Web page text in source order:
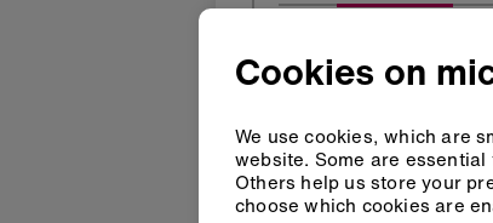
Cookies on
We use cookies, which are
website. Some are
Others help us store your
choose which cookies are